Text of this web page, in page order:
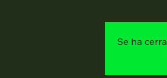
Se ha